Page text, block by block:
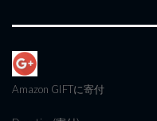
Amazon GIFTに寄付